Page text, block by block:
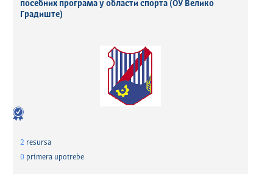
посебних програма у области спорта (ОУ Велико
Градиште)
2 resursa
0 primera upotrebe